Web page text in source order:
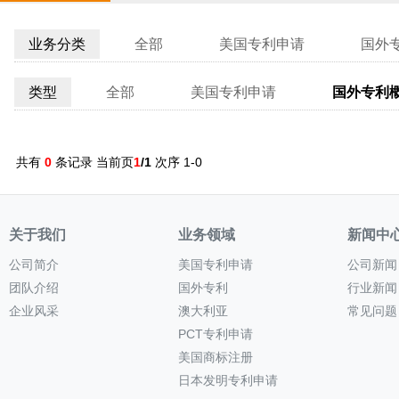
业务分类 全部 美国专利申请 国外
类型 全部 美国专利申请 国外专利
共有 0 条记录 当前页1/1 次序 1-0
关于我们
公司简介
团队介绍
企业风采
业务领域
美国专利申请
国外专利
澳大利亚
PCT专利申请
美国商标注册
日本发明专利申请
新闻中
公司新闻
行业新闻
常见问题